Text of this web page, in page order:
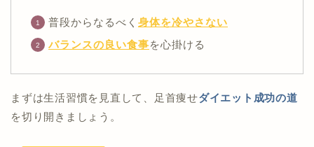
普段からなるべく 身体を冷やさない
バランスの良い食事を心掛ける
まずは生活習慣を見直して、足首痩せダイエット成功の道
を切り開きましょう。